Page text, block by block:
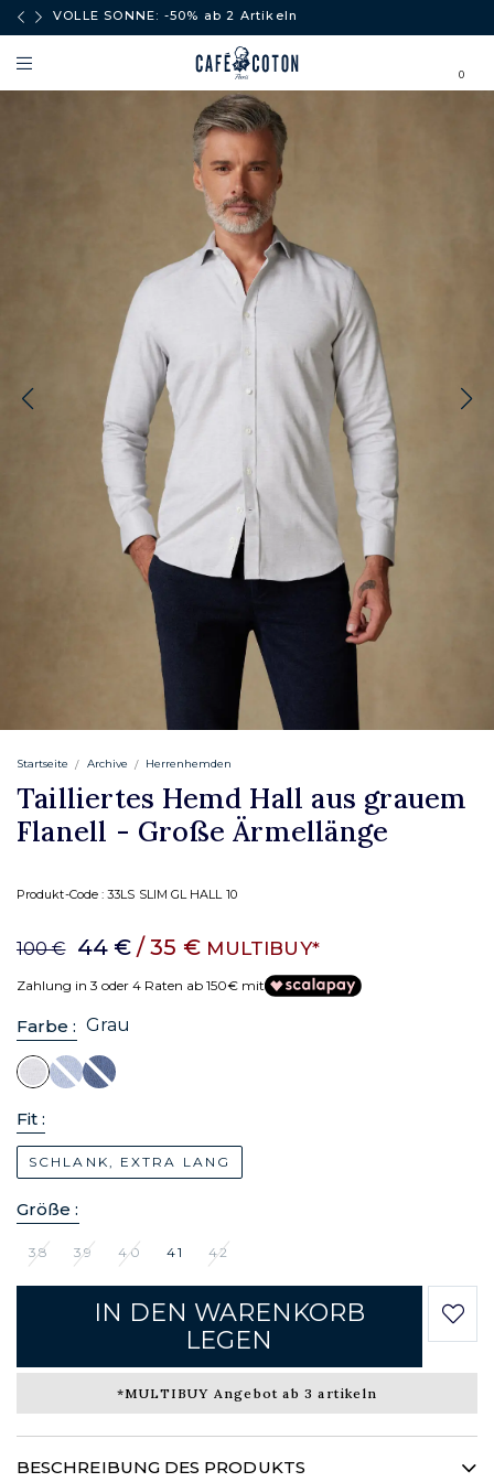
VOLLE SONNE: -50% ab 2 Artikeln
0
Startseite Archive Herrenhemden
Tailliertes Hemd Hall aus grauem
Flanell - Große Ärmellänge
Produkt-Code :33LS SLIM GL HALL 10
100 € 44 € / 35 € MULTIBUY*
Zahlung in 3 oder 4 Raten ab 150€ mit
Farbe : Grau
Fit :
SCHLANK, EXTRA LANG
Größe :
38 39 40 41 42
IN DEN WARENKORB
LEGEN
*MULTIBUY Angebot ab 3 artikeln
BESCHREIBUNG DES PRODUKTS